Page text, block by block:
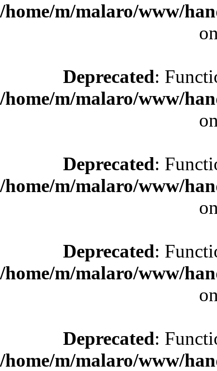
/home/m/malaro/www/
Deprecated:
/home/m/malaro/www/
Deprecated:
/home/m/malaro/www/
Deprecated:
/home/m/malaro/www/
Deprecated:
/home/m/malaro/www/